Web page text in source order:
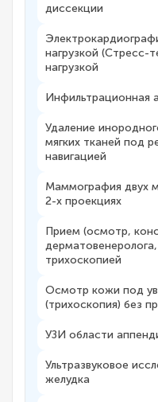
диссекции
нагрузкой (Стресс-
нагрузкой
Инфильтрационная
Удаление
мягких тканей под
навигацией
Маммография двух
2-х проекциях
Прием (осмотр,
трихоскопией
Осмотр кожи под
(трихоскопия) без
УЗИ области
Ультразвуковое
желудка